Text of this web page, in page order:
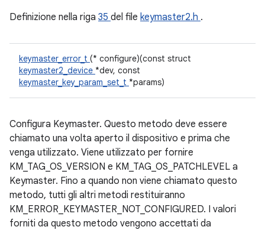
Definizione nella riga 35 del file keymaster2.h .
keymaster_error_t (* configure)(const struct
keymaster2_device *dev, const
keymaster_key_param_set_t *params)
Configura Keymaster. Questo metodo deve essere
chiamato una volta aperto il dispositivo e prima che
venga utilizzato. Viene utilizzato per fornire
KM_TAG_OS_VERSION e KM_TAG_OS_PATCHLEVEL a
Keymaster. Fino a quando non viene chiamato questo
metodo, tutti gli altri metodi restituiranno
KM_ERROR_KEYMASTER_NOT_CONFIGURED. I valori
forniti da questo metodo vengono accettati da